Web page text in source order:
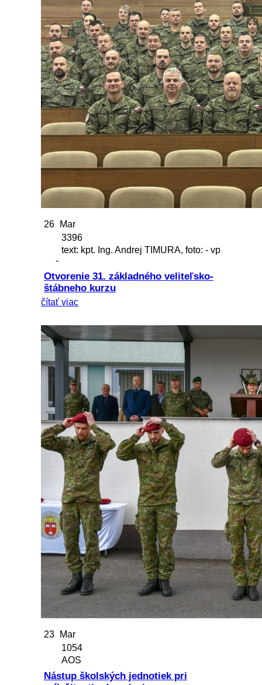
26
Mar
3396
text: kpt. Ing. Andrej TIMURA, foto: - vp
-
Otvorenie 31. základného veliteľsko-
štábneho kurzu
čítať viac
23
Mar
1054
AOS
Nástup školských jednotiek pri